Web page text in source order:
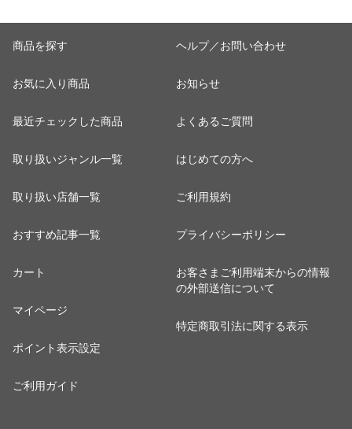
商品を探す
お気に入り商品
最近チェックした商品
取り扱いジャンル一覧
取り扱い店舗一覧
おすすめ記事一覧
カート
マイページ
ポイント表示設定
ご利用ガイド
ヘルプ／お問い合わせ
お知らせ
よくあるご質問
はじめての方へ
ご利用規約
プライバシーポリシー
お客さまご利用端末からの情報
の外部送信について
特定商取引法に関する表示